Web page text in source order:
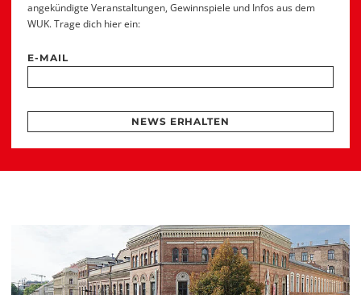
angekündigte Veranstaltungen, Gewinnspiele und Infos aus dem
WUK. Trage dich hier ein:
E-MAIL
NEWS ERHALTEN